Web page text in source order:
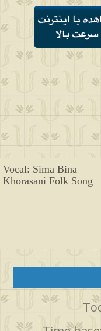
Vocal: Sima Bina
Khorasani Folk Song